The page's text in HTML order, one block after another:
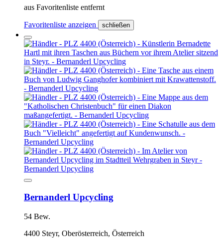
aus Favoritenliste entfernt
Favoritenliste anzeigen schließen
Bernanderl Upcycling
54 Bew.
4400 Steyr, Oberösterreich, Österreich